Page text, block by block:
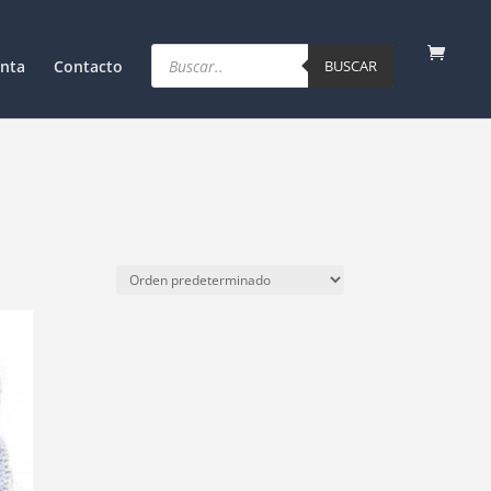
Contacto
Products
search BUSCAR